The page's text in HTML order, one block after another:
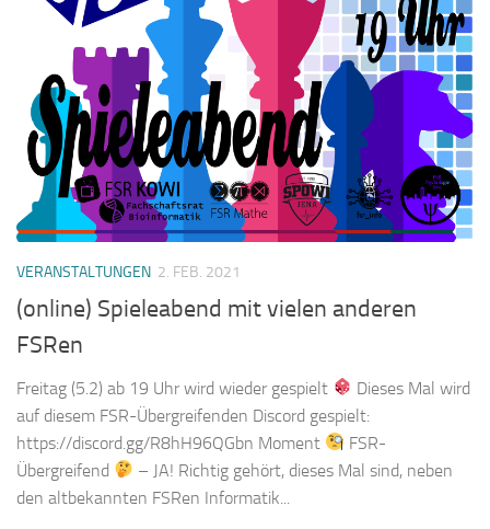
VERANSTALTUNGEN 2. FEB. 2021
(online) Spieleabend mit vielen anderen
FSRen
Freitag (5.2) ab 19 Uhr wird wieder gespielt
Dieses Mal wird
auf diesem FSR-Übergreifenden Discord gespielt:
https://discord.gg/R8hH96QGbn Moment
FSR-
Übergreifend
– JA! Richtig gehört, dieses Mal sind, neben
den altbekannten FSRen Informatik...